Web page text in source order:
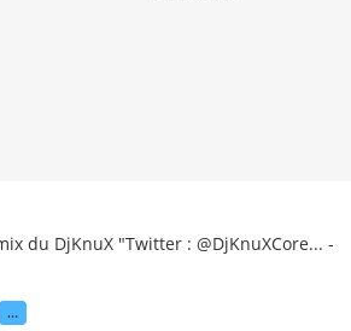
du DjKnuX "Twitter : @DjKnuXCore... -
…